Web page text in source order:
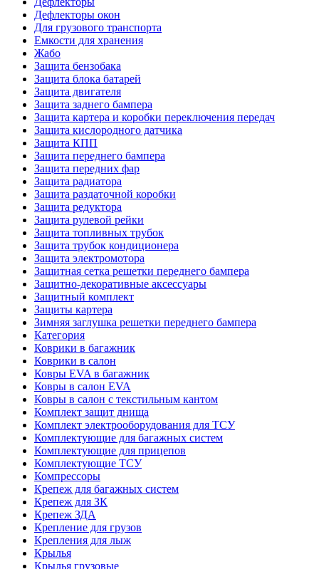
Дефлекторы окон
Для грузового транспорта
Емкости для хранения
Жабо
Защита бензобака
Защита блока батарей
Защита двигателя
Защита заднего бампера
Защита картера и коробки переключения передач
Защита кислородного датчика
Защита КПП
Защита переднего бампера
Защита передних фар
Защита радиатора
Защита раздаточной коробки
Защита редуктора
Защита рулевой рейки
Защита топливных трубок
Защита трубок кондиционера
Защита электромотора
Защитная сетка решетки переднего бампера
Защитно-декоративные аксессуары
Защитный комплект
Защиты картера
Зимняя заглушка решетки переднего бампера
Категория
Коврики в багажник
Коврики в салон
Ковры EVA в багажник
Ковры в салон EVA
Ковры в салон с текстильным кантом
Комплект защит днища
Комплект электрооборудования для ТСУ
Комплектующие для багажных систем
Комплектующие для прицепов
Комплектующие ТСУ
Компрессоры
Крепеж для багажных систем
Крепеж для ЗК
Крепеж ЗДА
Крепление для грузов
Крепления для лыж
Крылья
Крылья грузовые